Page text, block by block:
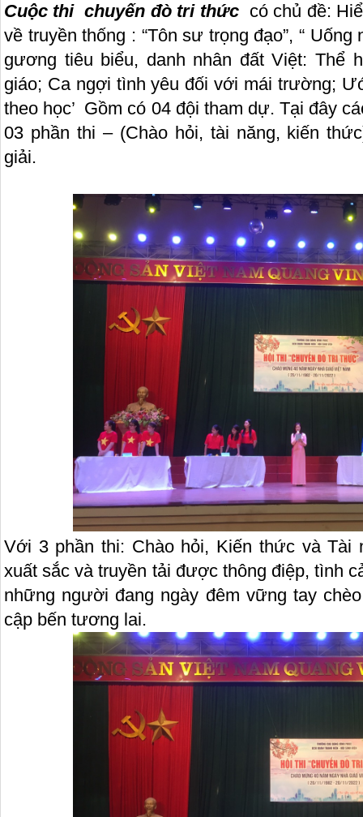
Cuộc thi chuyến đò tri thứccó chủ đề:
về truyền thống : “Tôn sư trọng đạo”, “
gương tiêu biểu, danh nhân đất Việt: Thể
giáo; Ca ngợi tình yêu đối với mái trường;
theo học’ Gồm có 04 đội tham dự. Tại đây
03 phần thi – (Chào hỏi, tài năng, kiến
giải.
Với 3 phần thi: Chào hỏi, Kiến thức và Tài
xuất sắc và truyền tải được thông điệp, tình
những người đang ngày đêm vững tay
cập bến tương lai.